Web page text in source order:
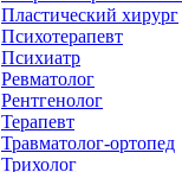
Пластический хирург
Психотерапевт
Психиатр
Ревматолог
Рентгенолог
Терапевт
Травматолог-ортопед
Трихолог